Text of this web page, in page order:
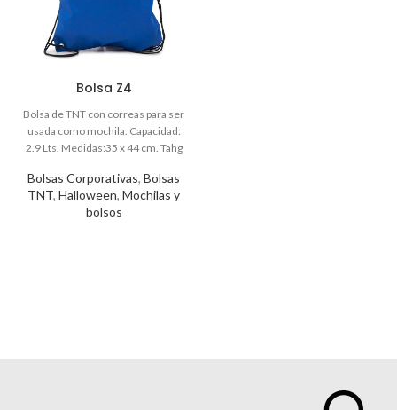
Bolsa Z4
Bolsas Corporativas, Bolsas
TNT, Halloween, Mochilas y
bolsos